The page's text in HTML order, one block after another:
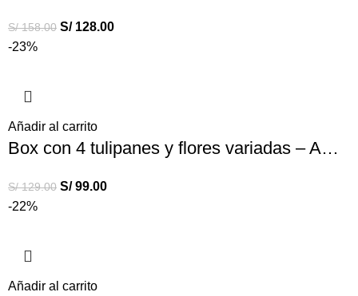
S/158.00 S/128.00
-23%
Añadir al carrito
Box con 4 tulipanes y flores variadas – Amiga mia
S/129.00 S/99.00
-22%
Añadir al carrito